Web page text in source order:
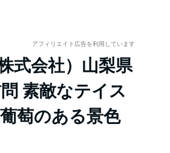
アフィリエイト広告を利用しています
式会社）山梨県
素敵なテイス
萄のある景色